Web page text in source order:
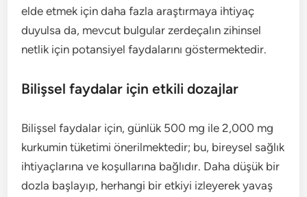
elde etmek için daha fazla araştırmaya ihtiyaç
duyulsa da, mevcut bulgular zerdeçalın zihinsel
netlik için potansiyel faydalarını göstermektedir.
Bilişsel faydalar için etkili dozajlar
Bilişsel faydalar için, günlük 500 mg ile 2,000 mg
kurkumin tüketimi önerilmektedir; bu, bireysel sağlık
ihtiyaçlarına ve koşullarına bağlıdır. Daha düşük bir
dozla başlayıp, herhangi bir etkiyi izleyerek yavaş